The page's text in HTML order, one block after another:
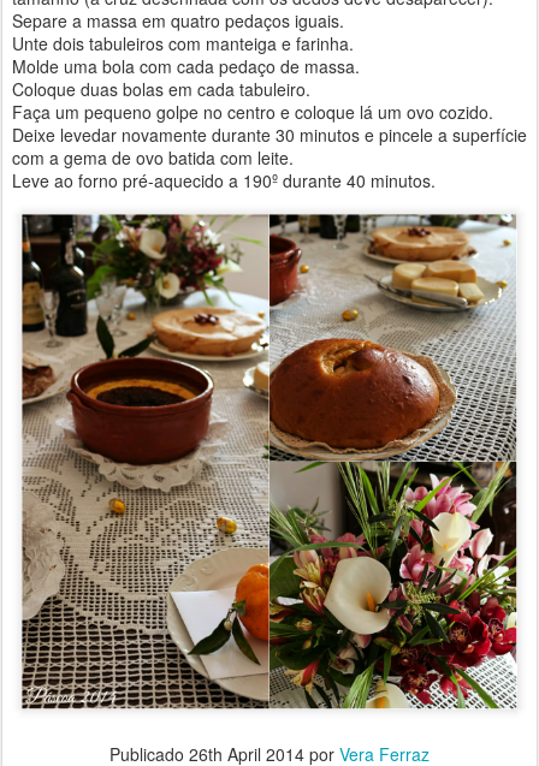
Separe a massa em quatro pedaços iguais.
Unte dois tabuleiros com manteiga e farinha.
Molde uma bola com cada pedaço de massa.
Coloque duas bolas em cada tabuleiro.
Faça um pequeno golpe no centro e coloque lá um ovo cozido.
Deixe levedar novamente durante 30 minutos e pincele a superfície
com a gema de ovo batida com leite.
Leve ao forno pré-aquecido a 190º durante 40 minutos.
Publicado 26th April 2014 por Vera Ferraz